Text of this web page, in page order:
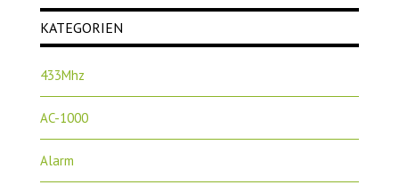
KATEGORIEN
433Mhz
AC-1000
Alarm